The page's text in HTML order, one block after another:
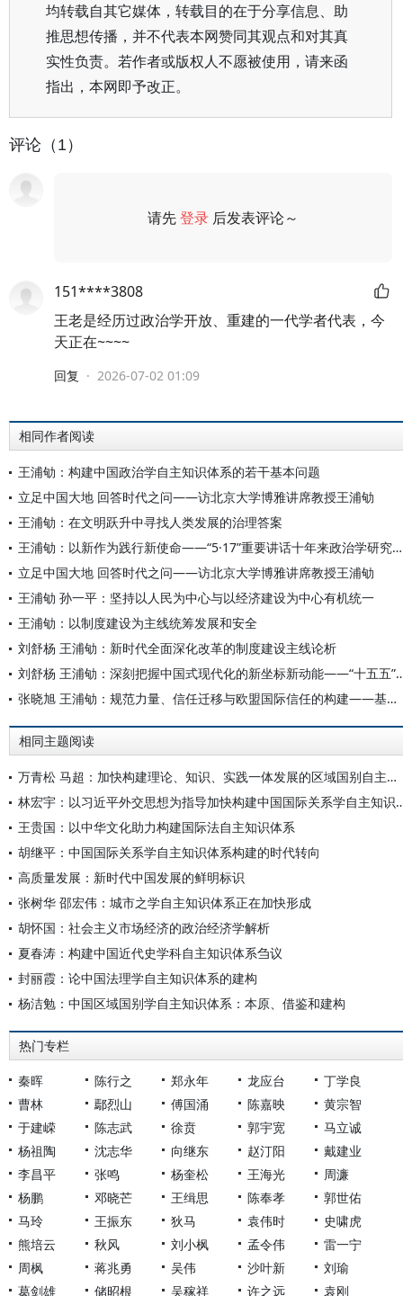
均转载自其它媒体，转载目的在于分享信息、助
推思想传播，并不代表本网赞同其观点和对其真
实性负责。若作者或版权人不愿被使用，请来函
指出，本网即予改正。
评论（1）
请先登录 后发表评论～
151****3808
王老是经历过政治学开放、重建的一代学者代表，今
天正在~~~~
回复 · 2026-07-02 01:09
相同作者阅读
王浦劬：构建中国政治学自主知识体系的若干基本问题
立足中国大地 回答时代之问——访北京大学博雅讲席教授王浦劬
王浦劬：在文明跃升中寻找人类发展的治理答案
王浦劬：以新作为践行新使命——“5·17”重要讲话十年来政治学研究积极回应时代课题
立足中国大地 回答时代之问——访北京大学博雅讲席教授王浦劬
王浦劬 孙一平：坚持以人民为中心与以经济建设为中心有机统一
王浦劬：以制度建设为主线统筹发展和安全
刘舒杨 王浦劬：新时代全面深化改革的制度建设主线论析
刘舒杨 王浦劬：深刻把握中国式现
张晓旭 王浦劬：规范力量、信任迁移与欧盟国际信任的构建——基于欧盟气候治理的分析
相同主题阅读
万青松 马超：加快构建理论、知识、实践一体发展的区域国别自主知识体系
林宏宇：以习近平外交思想为
王贵国：以中华文化助力构建国际法自主知识体系
胡继平：中国国际关系学自主知识体系构建的时代转向
高质量发展：新时代中国发展的鲜明标识
张树华 邵宏伟：城市之学自主知识体系正在加快形成
胡怀国：社会主义市场经济的政治经济学解析
夏春涛：构建中国近代史学科自主知识体系刍议
封丽霞：论中国法理学自主知识体系的建构
杨洁勉：中国区域国别学自主知识体系：本原、借鉴和建构
热门专栏
秦晖 陈行之 郑永年 龙应台
丁学良
曹林
鄢烈山 傅国涌 陈嘉映
黄宗智
于建嵘
陈志武 徐贲 郭宇宽
马立诚
杨祖陶
沈志华 向继东 赵汀阳
戴建业
李昌平
张鸣 杨奎松 王海光
周濂
杨鹏
邓晓芒 王缉思 陈奉孝
郭世佑
马玲
王振东 狄马 袁伟时
史啸虎
熊培云
秋风 刘小枫 孟令伟
雷一宁
周枫
蒋兆勇 吴伟 沙叶新
刘瑜
葛剑雄
储昭根 吴稼祥 许之远 袁刚